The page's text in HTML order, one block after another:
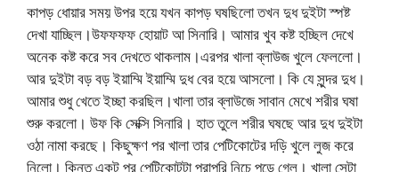
কাপড় ধোয়ার সময় উপর হয়ে যখন কাপড় ঘষছিলো তখন দুধ দুইটা স্পষ্ট
দেখা যাচ্ছিল।উফফফফ হোয়াট আ সিনারি। আমার খুব কষ্ট হচ্ছিল দেখে
অনেক কষ্ট করে সব দেখতে থাকলাম।এরপর খালা ব্লাউজ খুলে ফেললো।
আর দুইটা বড় বড় ইয়াম্মি ইয়াম্মি দুধ বের হয়ে আসলো। কি যে সুন্দর দুধ।
আমার শুধু খেতে ইচ্ছা করছিল।খালা তার ব্লাউজে সাবান মেখে শরীর ঘষা
শুরু করলো। উফ কি সেক্সি সিনারি। হাত তুলে শরীর ঘষছে আর দুধ দুইটা
ওঠা নামা করছে। কিছুক্ষণ পর খালা তার পেটিকোটের দড়ি খুলে লুজ করে
নিলো। কিন্তু একটু পর পেটিকোটটা পুরাপুরি নিচে পড়ে গেল। খালা সেটা